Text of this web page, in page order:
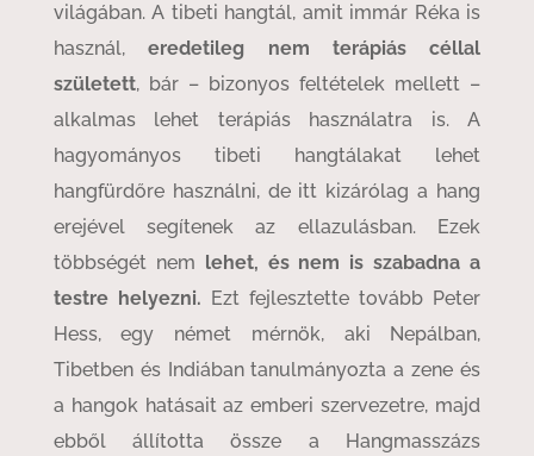
világában. A tibeti hangtál, amit immár Réka is
használ,eredetileg nem terápiás céllal
született, bár – bizonyos feltételek mellett –
alkalmas lehet terápiás használatra is. A
hagyományos tibeti hangtálakat lehet
hangfürdőre használni, de itt kizárólag a hang
erejével segítenek az ellazulásban. Ezek
többségét nem lehet, és nem is szabadna a
testre helyezni. Ezt fejlesztette tovább Peter
Hess, egy német mérnök, aki Nepálban,
Tibetben és Indiában tanulmányozta a zene és
a hangok hatásait az emberi szervezetre, majd
ebből állította össze a Hangmasszázs